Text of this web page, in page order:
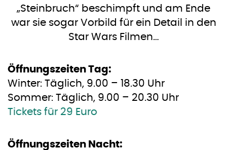
„Steinbruch“ beschimpft und am Ende
war sie sogar Vorbild für ein Detail in den
Star Wars Filmen…
Öffnungszeiten Tag:
Winter: Täglich, 9.00 – 18.30 Uhr
Sommer: Täglich, 9.00 – 20.30 Uhr
Tickets für 29 Euro
Öffnungszeiten Nacht: